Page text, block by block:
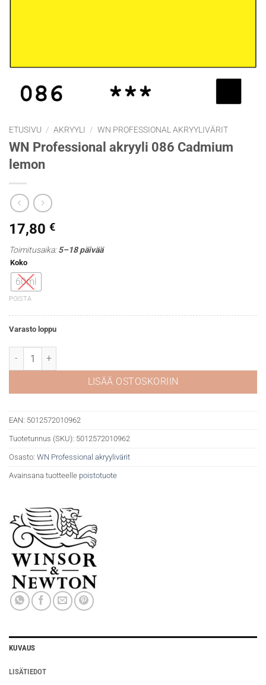
ETUSIVU / AKRYYLI / WN PROFESSIONAL AKRYYLIVÄRIT
WN Professional akryyli 086 Cadmium
lemon
17,80 €
Toimitusaika:5–18 päivää
Koko
60ml
POISTA
Varasto loppu
WN Professional akryyli 086 Cadmium lemon määrä
LISÄÄ OSTOSKORIIN
EAN: 5012572010962
Tuotetunnus (SKU): 5012572010962
Osasto: WN Professional akryylivärit
Avainsana tuotteelle poistotuote
KUVAUS
LISÄTIEDOT